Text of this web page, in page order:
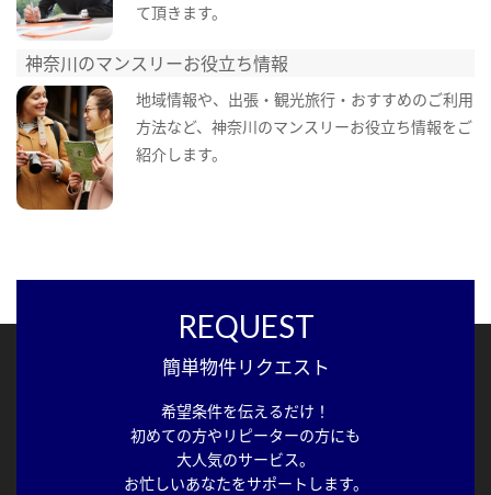
て頂きます。
神奈川のマンスリーお役立ち情報
地域情報や、出張・観光旅行・おすすめのご利用
方法など、神奈川のマンスリーお役立ち情報をご
紹介します。
REQUEST
簡単物件リクエスト
希望条件を伝えるだけ！
初めての方やリピーターの方にも
大人気のサービス。
お忙しいあなたをサポートします。